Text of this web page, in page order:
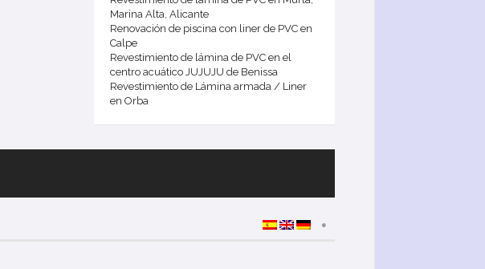
Marina Alta, Alicante
Renovación de piscina con liner de PVC en
Calpe
Revestimiento de lámina de PVC en el
centro acuático JUJUJU de Benissa
Revestimiento de Lámina armada / Liner
en Orba